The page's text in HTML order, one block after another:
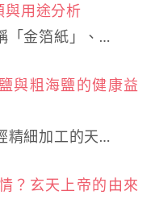
與用途分析
「金箔紙」、…
與粗海鹽的健康益
精細加工的天…
？玄天上帝的由來